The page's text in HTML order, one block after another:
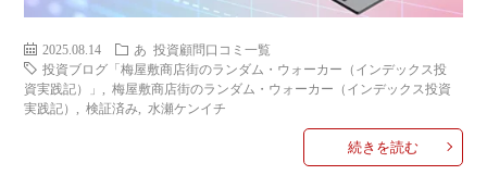
2025.08.14 あ
投資顧問口コミ一覧
投資ブログ「梅屋敷商店街のランダム・ウォーカー（インデックス投
資実践記）」
,梅屋敷商店街のランダム・ウォーカー（インデックス投資
実践記）
,検証済み ,水瀬ケンイチ
続きを読む